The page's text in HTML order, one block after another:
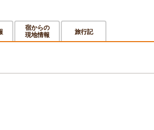
宿からの
現地情報
旅行記